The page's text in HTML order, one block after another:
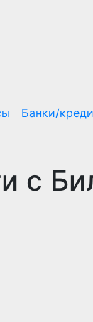
Банки/
с